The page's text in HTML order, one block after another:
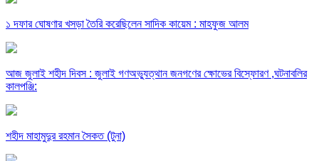
১ দফার ঘোষণার খসড়া তৈরি করেছিলেন সাদিক কায়েম : মাহফুজ আলম
আজ জুলাই শহীদ দিবস : জুলাই গণঅভ্যুত্থান জনগণের ক্ষোভের বিস্ফোরণ ,ঘটনাবলির
কালপঞ্জি:
শহীদ মাহামুদুর রহমান সৈকত (টুনা)